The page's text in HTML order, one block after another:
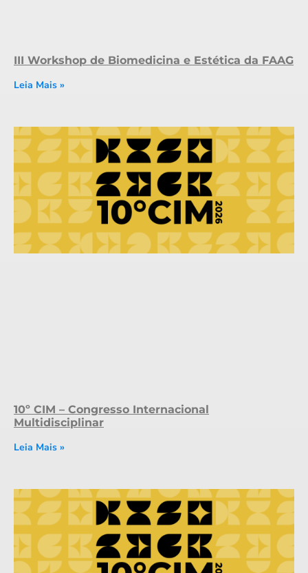
III Workshop de Biomedicina e Estética da FAAG
Leia Mais »
10º CIM – Congresso Internacional
Multidisciplinar
Leia Mais »